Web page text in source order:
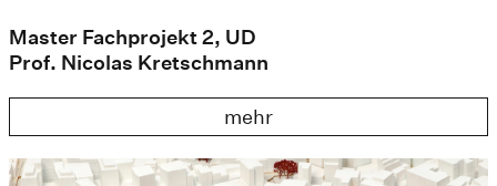
Master Fachprojekt 2, UD
Prof. Nicolas Kretschmann
mehr